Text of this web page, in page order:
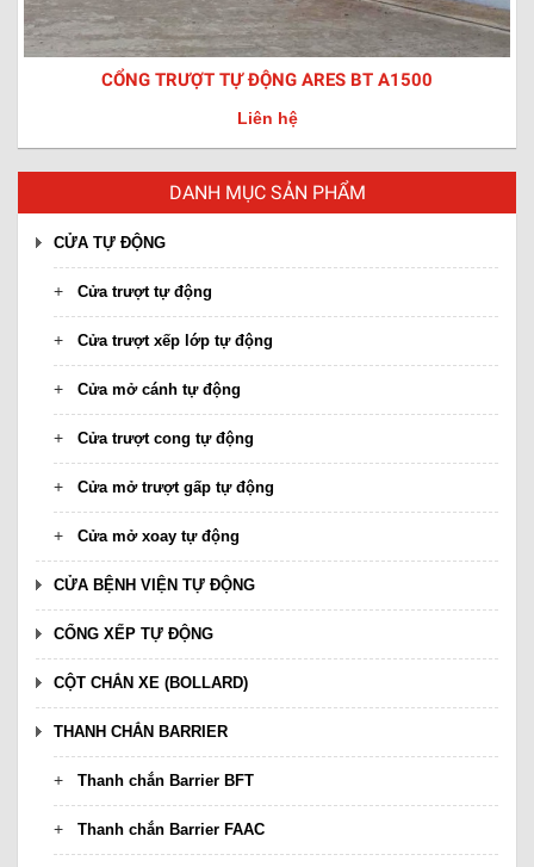
CỔNG TRƯỢT TỰ ĐỘNG ARES BT A1500
Liên hệ
DANH MỤC SẢN PHẨM
CỬA TỰ ĐỘNG
Cửa trượt tự động
Cửa trượt xếp lớp tự động
Cửa mở cánh tự động
Cửa trượt cong tự động
Cửa mở trượt gấp tự động
Cửa mở xoay tự động
CỬA BỆNH VIỆN TỰ ĐỘNG
CỔNG XẾP TỰ ĐỘNG
CỘT CHẮN XE (BOLLARD)
THANH CHẮN BARRIER
Thanh chắn Barrier BFT
Thanh chắn Barrier FAAC